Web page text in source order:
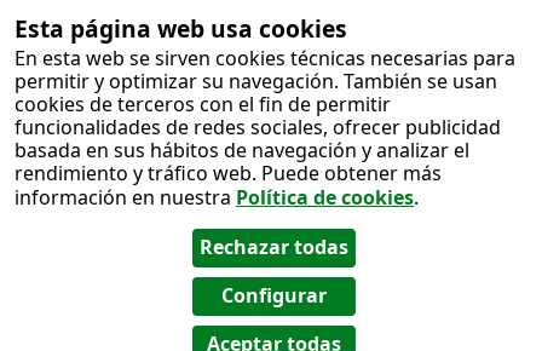
Esta página web usa cookies
En esta web se sirven cookies técnicas necesarias para
permitir y optimizar su navegación. También se usan
cookies de terceros con el fin de permitir
funcionalidades de redes sociales, ofrecer publicidad
basada en sus hábitos de navegación y analizar el
rendimiento y tráfico web. Puede obtener más
información en nuestra Política de cookies.